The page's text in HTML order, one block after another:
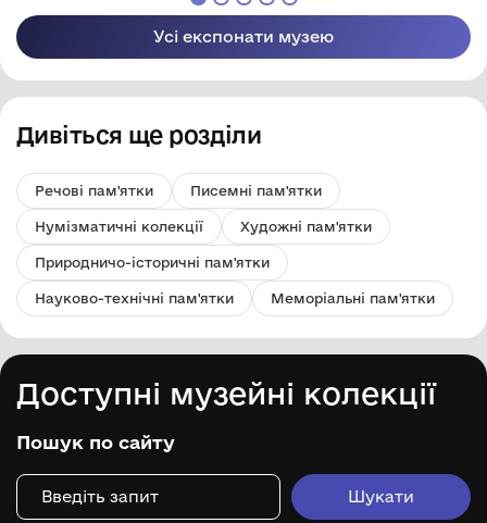
Усі експонати музею
Дивіться ще розділи
Речові пам'ятки Писемні пам'ятки
Нумізматичні колекції Художні пам'ятки
Природничо-історичні пам'ятки
Науково-технічні пам'ятки Меморіальні пам'ятки
Доступні музейні колекції
Пошук по сайту